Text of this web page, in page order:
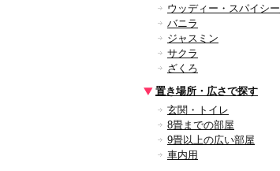
ウッディー・スパイシー
バニラ
ジャスミン
サクラ
ざくろ
置き場所・広さで探す
玄関・トイレ
8畳までの部屋
9畳以上の広い部屋
車内用